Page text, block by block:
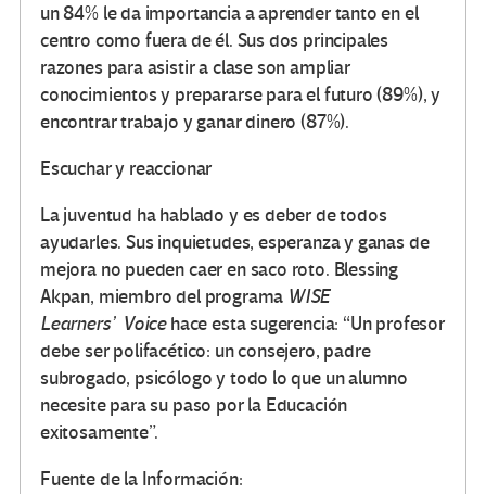
un 84% le da importancia a aprender tanto en el
centro como fuera de él. Sus dos principales
razones para asistir a clase son ampliar
conocimientos y prepararse para el futuro (89%), y
encontrar trabajo y ganar dinero (87%).
Escuchar y reaccionar
La juventud ha hablado y es deber de todos
ayudarles. Sus inquietudes, esperanza y ganas de
mejora no pueden caer en saco roto. Blessing
Akpan, miembro del programa WISE
Learners’ Voicehace esta sugerencia: “Un profesor
debe ser polifacético: un consejero, padre
subrogado, psicólogo y todo lo que un alumno
necesite para su paso por la Educación
exitosamente”.
Fuente de la Información: